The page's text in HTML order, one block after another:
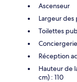
Ascenseur
Largeur des
Toilettes
Réception
Hauteur de
cm) : 110